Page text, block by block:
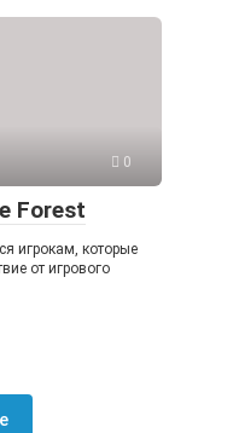
0
Forest
игрокам, которые
от игрового